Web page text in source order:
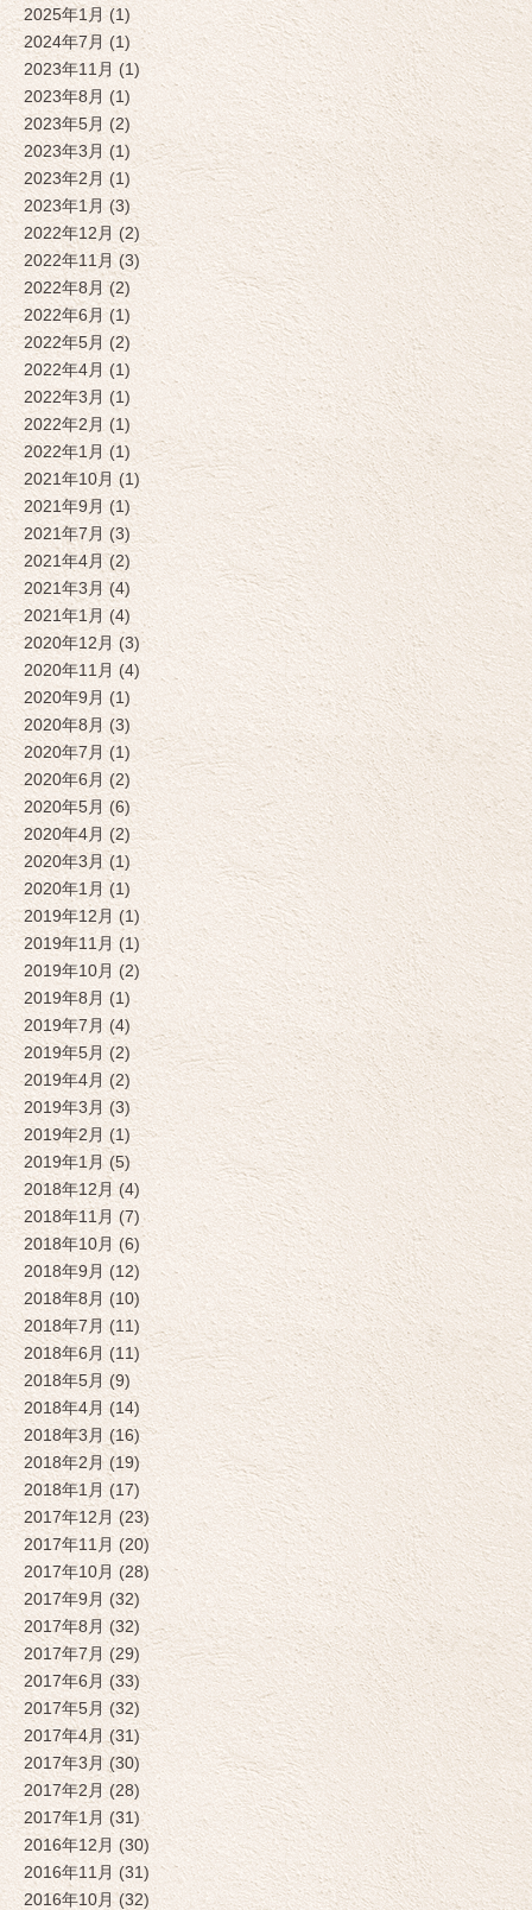
2025年1月 (1)
2024年7月 (1)
2023年11月 (1)
2023年8月 (1)
2023年5月 (2)
2023年3月 (1)
2023年2月 (1)
2023年1月 (3)
2022年12月 (2)
2022年11月 (3)
2022年8月 (2)
2022年6月 (1)
2022年5月 (2)
2022年4月 (1)
2022年3月 (1)
2022年2月 (1)
2022年1月 (1)
2021年10月 (1)
2021年9月 (1)
2021年7月 (3)
2021年4月 (2)
2021年3月 (4)
2021年1月 (4)
2020年12月 (3)
2020年11月 (4)
2020年9月 (1)
2020年8月 (3)
2020年7月 (1)
2020年6月 (2)
2020年5月 (6)
2020年4月 (2)
2020年3月 (1)
2020年1月 (1)
2019年12月 (1)
2019年11月 (1)
2019年10月 (2)
2019年8月 (1)
2019年7月 (4)
2019年5月 (2)
2019年4月 (2)
2019年3月 (3)
2019年2月 (1)
2019年1月 (5)
2018年12月 (4)
2018年11月 (7)
2018年10月 (6)
2018年9月 (12)
2018年8月 (10)
2018年7月 (11)
2018年6月 (11)
2018年5月 (9)
2018年4月 (14)
2018年3月 (16)
2018年2月 (19)
2018年1月 (17)
2017年12月 (23)
2017年11月 (20)
2017年10月 (28)
2017年9月 (32)
2017年8月 (32)
2017年7月 (29)
2017年6月 (33)
2017年5月 (32)
2017年4月 (31)
2017年3月 (30)
2017年2月 (28)
2017年1月 (31)
2016年12月 (30)
2016年11月 (31)
2016年10月 (32)